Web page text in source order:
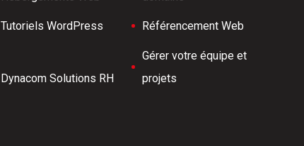
Tutoriels WordPress Référencement Web
Dynacom Solutions RH
Gérer votre équipe et
projets